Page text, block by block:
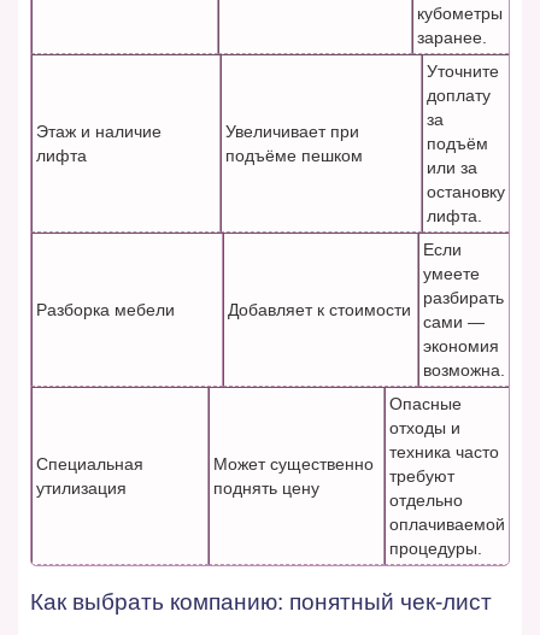
кубометры
заранее.
Этаж и наличие
лифта
Увеличивает при
подъёме пешком
Уточните
доплату
за
подъём
или за
остановку
лифта.
Разборка мебели Добавляет к стоимости
Если
умеете
разбирать
сами —
экономия
возможна.
Специальная
утилизация
Может существенно
поднять цену
Опасные
отходы и
техника часто
требуют
отдельно
оплачиваемой
процедуры.
Как выбрать компанию: понятный чек-лист